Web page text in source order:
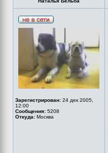
Зарегистрирован: 24 дек 2005,
12:00
Сообщения: 5208
Откуда: Москва